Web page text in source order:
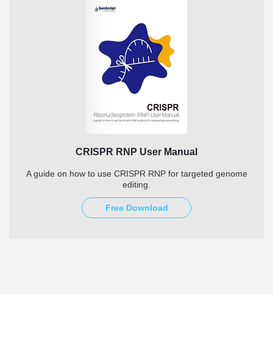
CRISPR RNP User Manual
A guide on how to use CRISPR RNP for targeted genome
editing.
Free Download